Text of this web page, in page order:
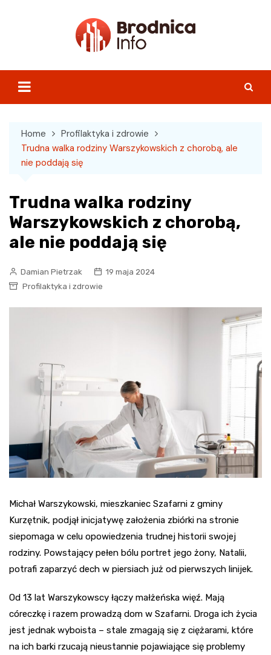
Home
Profilaktyka i zdrowie
Trudna walka rodziny Warszykowskich z chorobą, ale
nie poddają się
Trudna walka rodziny
Warszykowskich z chorobą,
ale nie poddają się
Damian Pietrzak
19 maja 2024
Profilaktyka i zdrowie
Michał Warszykowski, mieszkaniec Szafarni z gminy
Kurzętnik, podjął inicjatywę założenia zbiórki na stronie
siepomaga w celu opowiedzenia trudnej historii swojej
rodziny. Powstający pełen bólu portret jego żony, Natalii,
potrafi zaparzyć dech w piersiach już od pierwszych linijek.
Od 13 lat Warszykowscy łączy małżeńska więź. Mają
córeczkę i razem prowadzą dom w Szafarni. Droga ich życia
jest jednak wyboista – stale zmagają się z ciężarami, które
na ich barki rzucają nieustannie pojawiające się problemy